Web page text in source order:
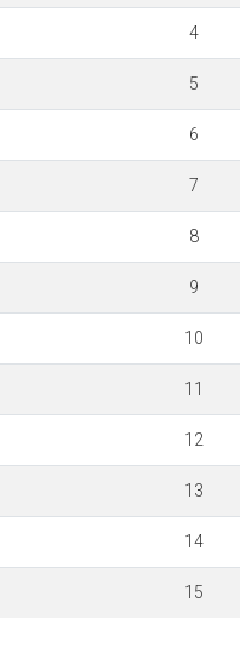
4
5
6
7
8
9
10
11
12
13
14
15